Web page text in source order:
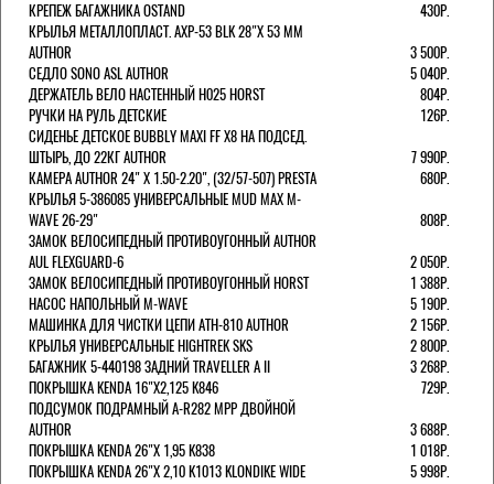
КРЕПЕЖ БАГАЖНИКА OSTAND
430Р.
КРЫЛЬЯ МЕТАЛЛОПЛАСТ. AXP-53 BLK 28"Х 53 ММ
AUTHOR
3 500Р.
СЕДЛО SONO ASL AUTHOR
5 040Р.
ДЕРЖАТЕЛЬ ВЕЛО НАСТЕННЫЙ H025 HORST
804Р.
РУЧКИ НА РУЛЬ ДЕТСКИЕ
126Р.
СИДЕНЬЕ ДЕТСКОЕ BUBBLY MAXI FF X8 НА ПОДСЕД.
ШТЫРЬ, ДО 22КГ AUTHOR
7 990Р.
КАМЕРА AUTHOR 24" Х 1.50-2.20", (32/57-507) PRESTA
680Р.
КРЫЛЬЯ 5-386085 УНИВЕРСАЛЬНЫЕ MUD MAX M-
WAVE 26-29"
808Р.
ЗАМОК ВЕЛОСИПЕДНЫЙ ПРОТИВОУГОННЫЙ AUTHOR
AUL FLEXGUARD-6
2 050Р.
ЗАМОК ВЕЛОСИПЕДНЫЙ ПРОТИВОУГОННЫЙ HORST
1 388Р.
НАСОС НАПОЛЬНЫЙ M-WAVE
5 190Р.
МАШИНКА ДЛЯ ЧИСТКИ ЦЕПИ ATH-810 AUTHOR
2 156Р.
КРЫЛЬЯ УНИВЕРСАЛЬНЫЕ HIGHTREK SKS
2 800Р.
БАГАЖНИК 5-440198 ЗАДНИЙ TRAVELLER A II
3 268Р.
ПОКРЫШКА KENDA 16"Х2,125 K846
729Р.
ПОДСУМОК ПОДРАМНЫЙ A-R282 MPP ДВОЙНОЙ
AUTHOR
3 688Р.
ПОКРЫШКА KENDA 26"Х 1,95 K838
1 018Р.
ПОКРЫШКА KENDA 26"Х 2,10 K1013 KLONDIKE WIDE
5 998Р.